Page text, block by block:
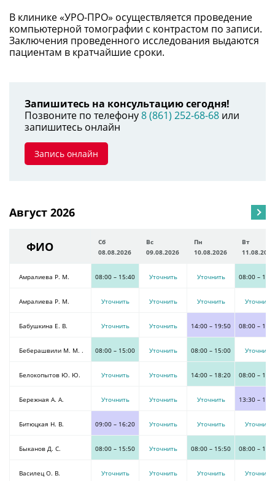
В клинике «УРО-ПРО» осуществляется проведение
компьютерной томографии с контрастом по записи.
Заключения проведенного исследования выдаются
пациентам в кратчайшие сроки.
Запишитесь на консультацию сегодня!
Позвоните по телефону8 (861) 252-68-68 или
запишитесь онлайн
Запись онлайн
Август 2026
ФИО
Сб
08.08.2026
Вс
09.08.2026
Пн
10.08.2026
Вт
11.08.2026
Амралиева Р. М. 08:00 – 15:40 Уточнить Уточнить 08:00 –
Амралиева Р. М. Уточнить Уточнить Уточнить Уточнить
Бабушкина Е. В. Уточнить Уточнить 14:00 – 19:50 08:00 –
Беберашвили М. М. . 08:00 – 15:00 Уточнить 08:00 – 15:00 Уточнить
Белокопытов Ю. Ю. Уточнить Уточнить 14:00 – 18:20 08:00 –
Бережная А. А. Уточнить Уточнить Уточнить 13:30 –
Битюцкая Н. В. 09:00 – 16:20 Уточнить Уточнить Уточнить
Быканов Д. С. 08:00 – 15:50 Уточнить 08:00 – 15:50 08:00 –
Василец О. В. Уточнить Уточнить Уточнить Уточнить